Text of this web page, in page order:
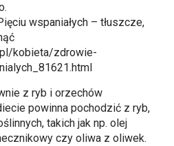
wspaniałych – tłuszcze,
kobieta/zdrowie-
z ryb i orzechów
powinna pochodzić z ryb,
takich jak np. olej
czy oliwa z oliwek.